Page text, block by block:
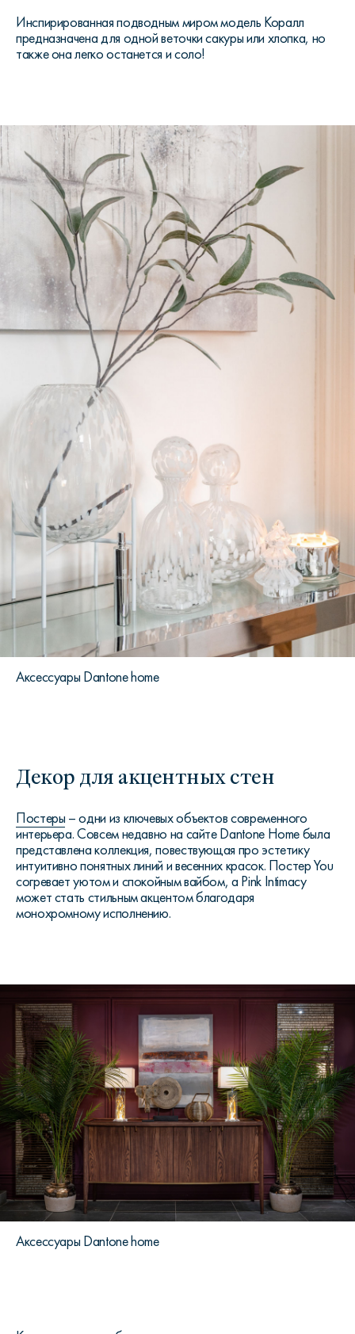
Инспирированная подводным миром модель Коралл
предназначена для одной веточки сакуры или хлопка, но
также она легко останется и соло!
Аксессуары Dantone home
Декор для акцентных стен
Постеры – одни из ключевых объектов современного
интерьера. Совсем недавно на сайте Dantone Home была
представлена коллекция, повествующая про эстетику
интуитивно понятных линий и весенних красок. Постер You
согревает уютом и спокойным вайбом, a Pink Intimacy
может стать стильным акцентом благодаря
монохромному исполнению.
Аксессуары Dantone home